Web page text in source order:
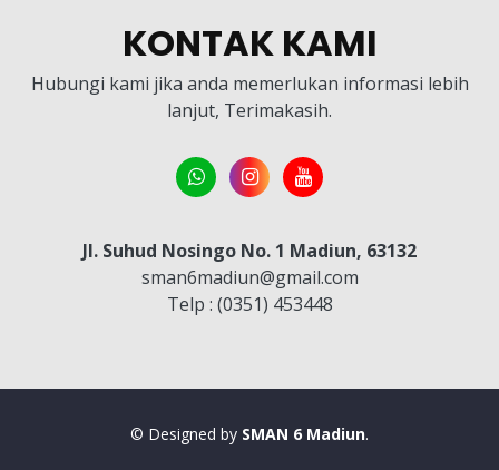
KONTAK KAMI
Hubungi kami jika anda memerlukan informasi lebih
lanjut, Terimakasih.
Jl. Suhud Nosingo No. 1 Madiun, 63132
sman6madiun@gmail.com
Telp : (0351) 453448
© Designed by SMAN 6 Madiun.